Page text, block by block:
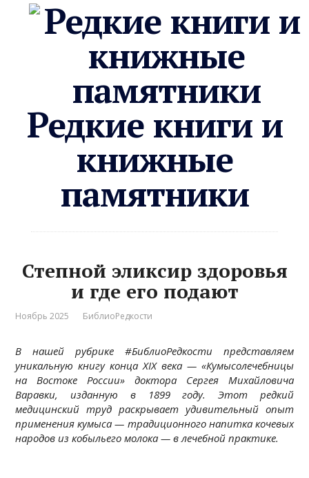
Редкие книги и
книжные
памятники
Степной эликсир здоровья
и где его подают
Ноябрь 2025 БиблиоРедкости
В нашей рубрике #БиблиоРедкости представляем
уникальную книгу конца XIX века — «Кумысолечебницы
на Востоке России» доктора Сергея Михайловича
Варавки, изданную в 1899 году. Этот редкий
медицинский труд раскрывает удивительный опыт
применения кумыса — традиционного напитка кочевых
народов из кобыльего молока — в лечебной практике.